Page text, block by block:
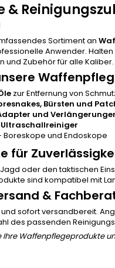
&
Sortiment an
Anwender.
und Zubehör für alle Kaliber.
zur Entfernung von
Bürsten und
und
Ultraschallreiniger
Boreskope und Endoskope
für
oder den taktischen
sind kompatibel mit
&
sofort versandbereit.
des passenden
Ihre Waffenpflegeprodukte